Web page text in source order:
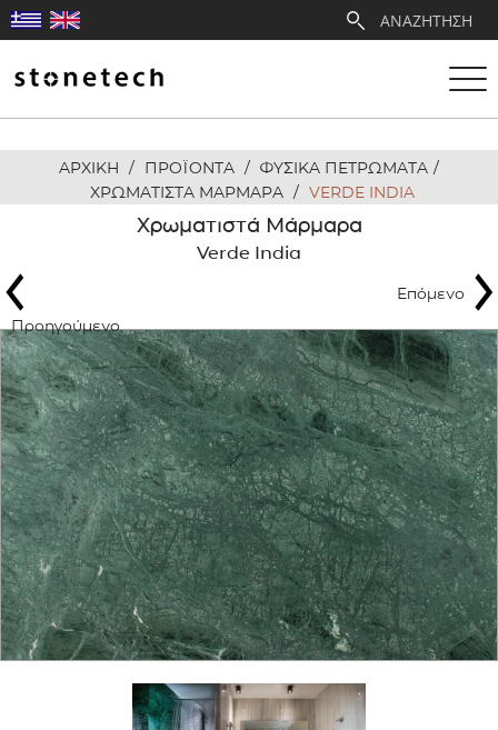
Η ΕΤΑΙΡΕΙΑ
ΥΠΗΡΕΣΙΕΣ
ΑΝΤΙΠΡΟΣΩΠΕΙΕΣ
ΠΡΟΪΟΝΤΑ
ΕΡΓΑ
ΕΦΑΡΜΟΓΕΣ
ΚΑΤΑΛΟΓΟΣ
BLOG
ΕΠΙΚΟΙΝΩΝΙΑ
ΑΡΧΙΚΗ / ΠΡΟΪΟΝΤΑ / ΦΥΣΙΚΑ ΠΕΤΡΩΜΑΤΑ /
ΧΡΩΜΑΤΙΣΤΑ ΜΑΡΜΑΡΑ / VERDE INDIA
Χρωματιστά Μάρμαρα
Verde India
Προηγούμενο
Επόμενο